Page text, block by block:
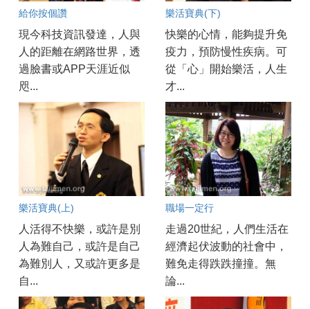
給你按個讚
現今科技資訊發達，人與
人的距離在網路世界，透
過臉書或APP天涯近似
咫...
樂活寶典(下)
快樂的心情，能夠提升免
疫力，預防慢性疾病。可
從「心」開始樂活，人生
才...
樂活寶典(上)
人活得不快樂，或許是別
人為難自己，或許是自己
為難別人，又或許更多是
自...
職場一定行
走過20世紀，人們生活在
經濟起伏波動的社會中，
難免走得跌跌撞撞。無
論...